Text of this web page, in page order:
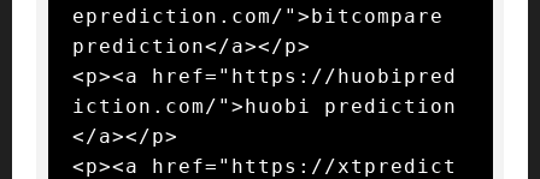
eprediction.com/">bitcompare
prediction</a></p>
<p><a href="https://huobipred
iction.com/">huobi prediction
</a></p>
<p><a href="https://xtpredict